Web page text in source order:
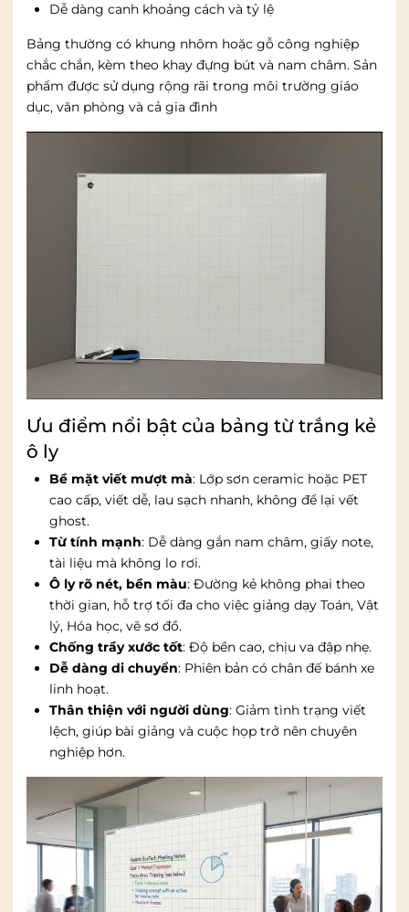
Dễ dàng canh khoảng cách và tỷ lệ
Bảng thường có khung nhôm hoặc gỗ công nghiệp
chắc chắn, kèm theo khay đựng bút và nam châm. Sản
phẩm được sử dụng rộng rãi trong môi trường giáo
dục, văn phòng và cả gia đình
Ưu điểm nổi bật của bảng từ trắng kẻ
ô ly
Bề mặt viết mượt mà: Lớp sơn ceramic hoặc PET
cao cấp, viết dễ, lau sạch nhanh, không để lại vết
ghost.
Từ tính mạnh: Dễ dàng gắn nam châm, giấy note,
tài liệu mà không lo rơi.
Ô ly rõ nét, bền màu: Đường kẻ không phai theo
thời gian, hỗ trợ tối đa cho việc giảng dạy Toán, Vật
lý, Hóa học, vẽ sơ đồ.
Chống trầy xước tốt: Độ bền cao, chịu va đập nhẹ.
Dễ dàng di chuyển: Phiên bản có chân đế bánh xe
linh hoạt.
Thân thiện với người dùng: Giảm tình trạng viết
lệch, giúp bài giảng và cuộc họp trở nên chuyên
nghiệp hơn.